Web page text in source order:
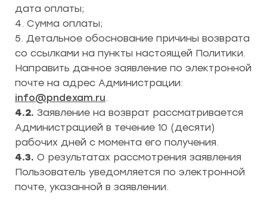
дата оплаты;
4. Сумма оплаты;
5. Детальное обоснование причины возврата
со ссылками на пункты настоящей Политики.
Направить данное заявление по электронной
почте на адрес Администрации:
info@pndexam.ru.
4.2. Заявление на возврат рассматривается
Администрацией в течение 10 (десяти)
рабочих дней с момента его получения.
4.3. О результатах рассмотрения заявления
Пользователь уведомляется по электронной
почте, указанной в заявлении.